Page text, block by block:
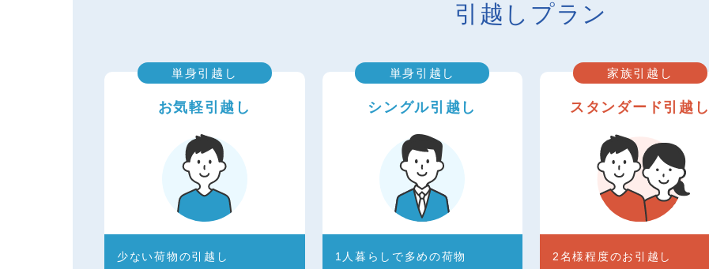
引越しプラン
単身引越し
お気軽引越し
少ない荷物の引越し
単身引越し
シングル引越し
1人暮らしで多めの荷物
家族引越し
スタンダード引越し
2名様程度のお引越し